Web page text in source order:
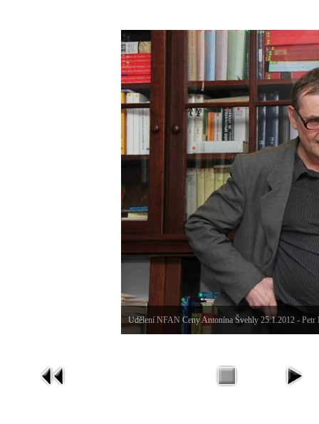
Udělení NFAN Ceny Antonína Švehly 25.1.2012 - Petr